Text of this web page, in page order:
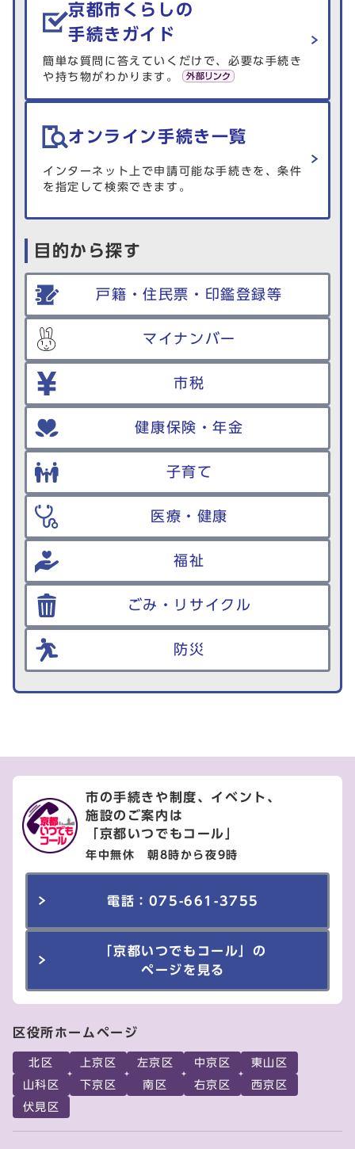
京都市くらしの
手続きガイド
簡単な質問に答えていくだけで、必要な手続き
や持ち物がわかります。
オンライン手続き一覧
インターネット上で申請可能な手続きを、条件
を指定して検索できます。
目的から探す
戸籍・住民票・印鑑登録等
マイナンバー
市税
健康保険・年金
子育て
医療・健康
福祉
ごみ・リサイクル
防災
市の手続きや制度、イベント、
施設のご案内は
「京都いつでもコール」
年中無休 朝8時から夜9時
電話：075-661-3755
「京都いつでもコール」の
ページを見る
区役所ホームページ
北区 上京区 左京区 中京区
東山区
山科区
下京区 南区 右京区
西京区
伏見区